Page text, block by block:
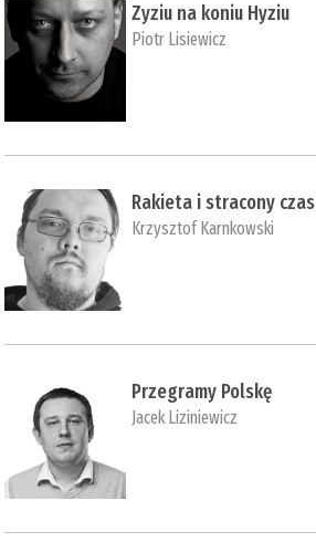
Zyziu na koniu Hyziu
Piotr Lisiewicz
Rakieta i stracony czas
Krzysztof Karnkowski
Przegramy Polskę
Jacek Liziniewicz